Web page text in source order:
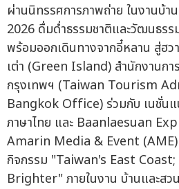
ผ่านนิทรรศการภาพถ่าย ในงานบ้
2026 ดื่มด่ำธรรมชาติและวัฒนธร
พร้อมออกเดินทางจากอี๋หลาน สู่ฮว
เต่า (Green Island) สำนักงานกา
กรุงเทพฯ (Taiwan Tourism
Bangkok Office) ร่วมกับ เนชั่น
ภาษาไทย และ Baanlaesuan
Amarin Media & Event (AME)
กิจกรรม "Taiwan's East
Brighter" ภายในงาน บ้านและส